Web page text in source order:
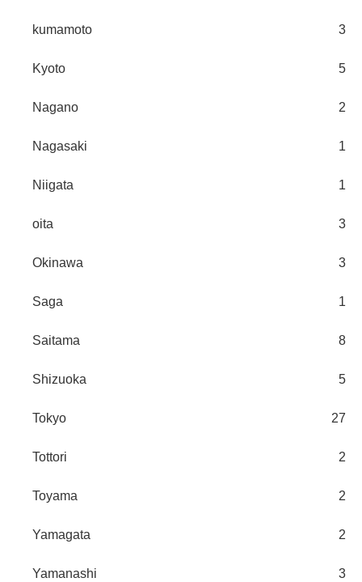
kumamoto 3
Kyoto 5
Nagano 2
Nagasaki 1
Niigata 1
oita 3
Okinawa 3
Saga 1
Saitama 8
Shizuoka 5
Tokyo 27
Tottori 2
Toyama 2
Yamagata 2
Yamanashi 3